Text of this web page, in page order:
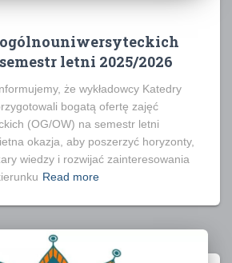
ogólnouniwersyteckich
letni 2025/2026
że wykładowcy Katedry
bogatą ofertę zajęć
(OG/OW) na semestr letni
okazja, aby poszerzyć horyzonty,
wiedzy i rozwijać zainteresowania
Read more